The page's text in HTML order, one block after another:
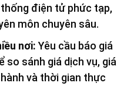
điện tử phức tạp,
môn chuyên sâu.
nơi: Yêu cầu báo giá
so sánh giá dịch vụ, giá
và thời gian thực